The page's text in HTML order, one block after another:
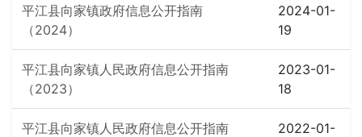
平江县向家镇政府信息公开指南
（2024）
2024-01-
19
平江县向家镇人民政府信息公开指南
（2023）
2023-01-
18
平江县向家镇人民政府信息公开指南
2022-01-